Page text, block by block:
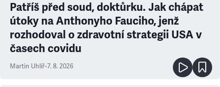
Patříš před soud, doktůrku. Jak chápat
útoky na Anthonyho Fauciho, jenž
rozhodoval o zdravotní strategii USA v
časech covidu
Martin Uhlíř•7. 8. 2026